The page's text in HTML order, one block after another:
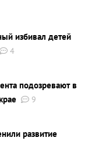
избивал детей
4
подозревают в
9
развитие